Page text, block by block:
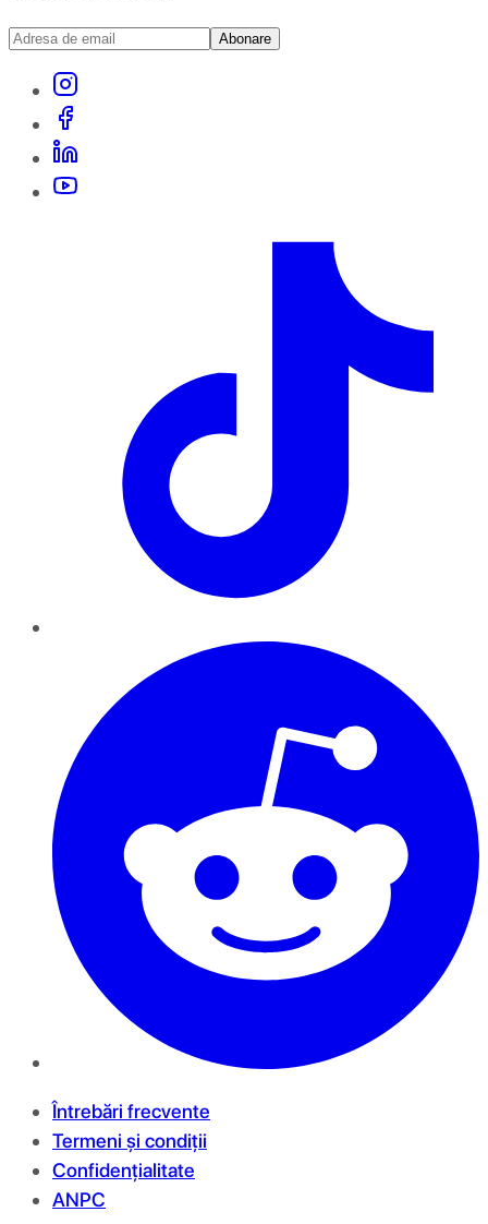
Abonare
Întrebări frecvente
Termeni și condiții
Confidențialitate
ANPC